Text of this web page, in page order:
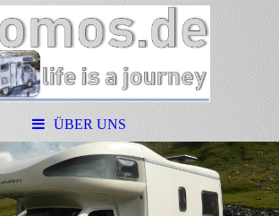
ÜBER UNS